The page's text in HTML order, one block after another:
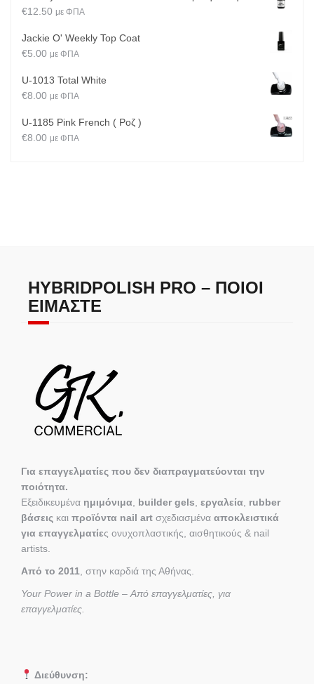
€12.50 με ΦΠΑ
Jackie O' Weekly Top Coat
€5.00 με ΦΠΑ
U-1013 Total White
€8.00 με ΦΠΑ
U-1185 Pink French ( Ροζ )
€8.00 με ΦΠΑ
HYBRIDPOLISH PRO – ΠΟΙΟΙ
ΕΊΜΑΣΤΕ
Για επαγγελματίες που δεν διαπραγματεύονται την
ποιότητα.
Εξειδικευμένα ημιμόνιμα builder gels εργαλεία rubber
βάσεις και προϊόντα nail art σχεδιασμένα αποκλειστικά
για επαγγελματίες ονυχοπλαστικής, αισθητικούς & nail
artists.
Από το 2011 , στην καρδιά της Αθήνας.
Your Power in a Bottle – Από επαγγελματίες, για
επαγγελματίες.
Διεύθυνση: